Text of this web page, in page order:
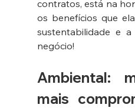
contratos, está na
os benefícios que
sustentabilidade e
negócio!
Ambiental:
mais